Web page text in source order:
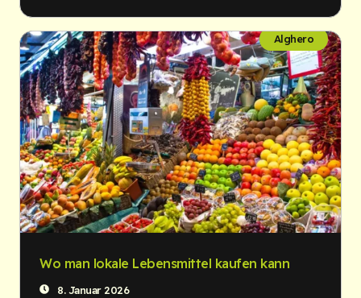
Alghero
Wo man lokale Lebensmittel kaufen kann
8. Januar 2026